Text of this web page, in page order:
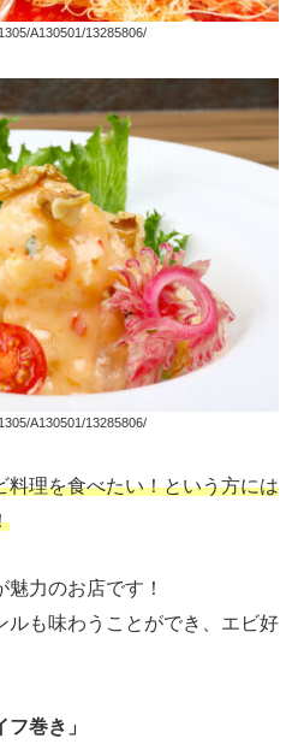
A130501/13285806/
A130501/13285806/
料理を食べたい！という方には
力のお店です！
ルも味わうことができ、エビ好
フ巻き」